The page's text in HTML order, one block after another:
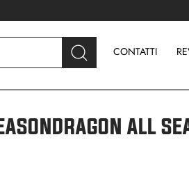
CONTATTI
ALL